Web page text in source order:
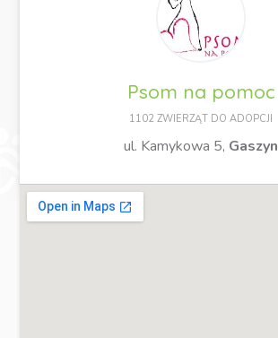
Psom na pomoc
1102 ZWIERZĄT DO ADOPCJI
ul. Kamykowa 5, Gaszyn